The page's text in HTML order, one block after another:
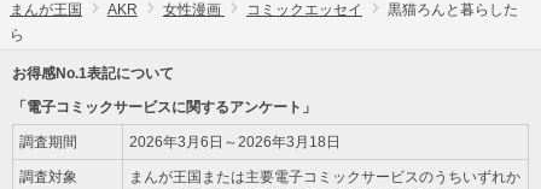
まんが王国 AKR 女性漫画 コミックエッセイ
黒猫ろんと暮らした
ら
お得感No.1表記について
「電子コミックサービスに関するアンケート」
調査期間 2026年3月6日～2026年3月18日
調査対象
まんが王国または主要電子コミックサービスのうちいずれか